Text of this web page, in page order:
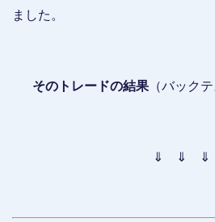
ました。
そのトレードの結果 （バック
⇓ ⇓ ⇓